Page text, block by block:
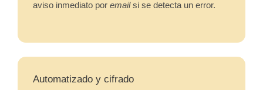
aviso inmediato por emailsi se detecta un error.
Automatizado y cifrado